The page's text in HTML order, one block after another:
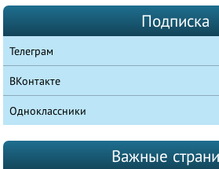
Подписка
Телеграм
ВКонтакте
Одноклассники
Важные